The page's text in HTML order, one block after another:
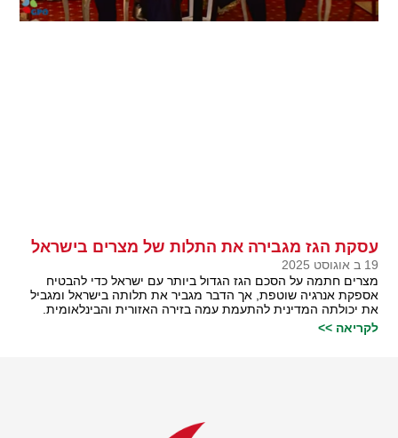
עסקת הגז מגבירה את התלות של מצרים בישראל
19 ב אוגוסט 2025
מצרים חתמה על הסכם הגז הגדול ביותר עם ישראל כדי להבטיח
אספקת אנרגיה שוטפת, אך הדבר מגביר את תלותה בישראל ומגביל
את יכולתה המדינית להתעמת עמה בזירה האזורית והבינלאומית.
לקריאה >>